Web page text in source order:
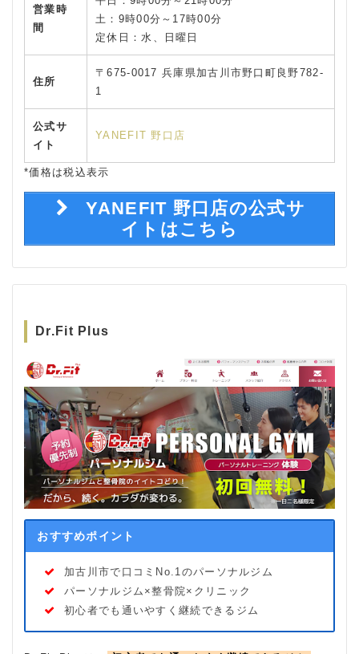
営業時
間
土：9時00分～17時00分
定休日：水、日曜日
住所
〒675-0017 兵庫県加古川市野口町良野782-
1
公式サ
イト
YANEFIT 野口店
*価格は税込表示
YANEFIT 野口店の公式サ
イトはこちら
Dr.Fit Plus
おすすめポイント
加古川市で口コミNo.1のパーソナルジム
パーソナルジム×整骨院×クリニック
初心者でも通いやすく継続できるジム